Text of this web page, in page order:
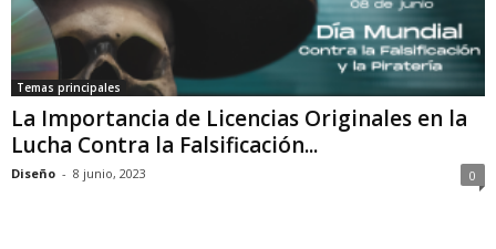
Temas principales
La Importancia de Licencias Originales en la
Lucha Contra la Falsificación...
Diseño - 8 junio, 2023 0